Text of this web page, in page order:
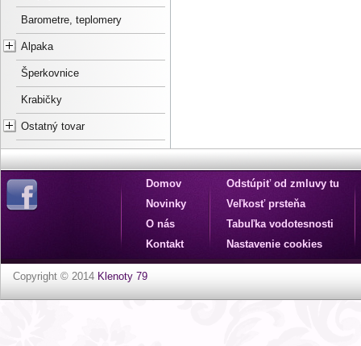
Barometre, teplomery
Alpaka
Šperkovnice
Krabičky
Ostatný tovar
Domov
Novinky
O nás
Kontakt
Odstúpiť od zmluvy tu
Veľkosť prsteňa
Tabuľka vodotesnosti
Nastavenie cookies
Copyright © 2014 Klenoty 79